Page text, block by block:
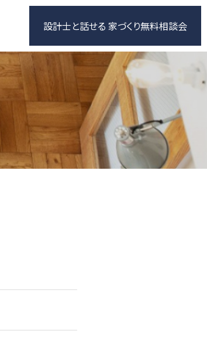
設計士と話せる 家づくり無料相談会